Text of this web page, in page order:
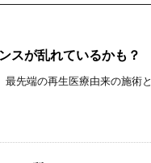
スが乱れているかも？
先端の再生医療由来の施術と